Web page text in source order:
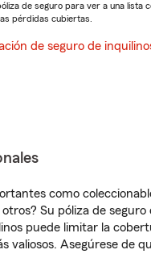
de seguro para ver a una lista
pérdidas cubiertas.
de seguro de
como
Su póliza de seguro
puede limitar la
valiosos. Asegúrese de